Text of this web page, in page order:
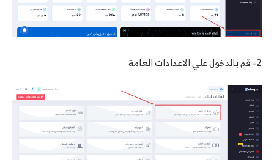
2- قم بالدخول علي الاعدادات العامة